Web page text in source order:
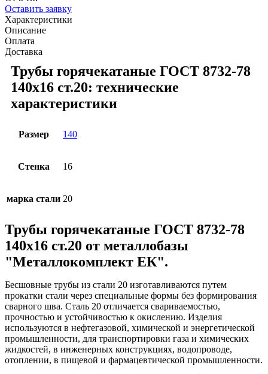
Оставить заявку
Характеристики
Описание
Оплата
Доставка
Трубы горячекатаные ГОСТ 8732-78
140x16 ст.20: технические
характеристики
Размер 140
Стенка 16
марка стали 20
Трубы горячекатаные ГОСТ 8732-78
140x16 ст.20 от металлобазы
"Металлокомплект ЕК".
Бесшовные трубы из стали 20 изготавливаются путем
прокатки стали через специальные формы без формирования
сварного шва. Сталь 20 отличается свариваемостью,
прочностью и устойчивостью к окислению. Изделия
используются в нефтегазовой, химической и энергетической
промышленности, для транспортировки газа и химических
жидкостей, в инженерных конструкциях, водопроводе,
отоплении, в пищевой и фармацевтической промышленности.